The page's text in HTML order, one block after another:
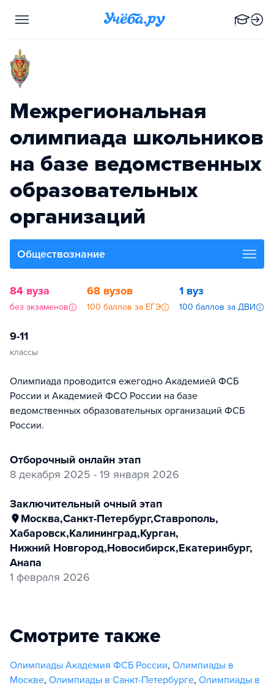
Межрегиональная
олимпиада школьников
на базе ведомственных
образовательных
организаций
Обществознание
84 вуза
без экзаменов
68 вузов
100 баллов за ЕГЭ
1 вуз
100 баллов за ДВИ
9-11
классы
Олимпиада проводится ежегодно Академией ФСБ
России и Академией ФСО России на базе
ведомственных образовательных организаций ФСБ
России.
отборочный онлайн этап
8 декабря 2025 - 19 января 2026
заключительный очный этап
Москва,Санкт-Петербург,Ставрополь,
Хабаровск,Калининград,Курган,
Нижний Новгород,Новосибирск,Екатеринбург,
Анапа
1 февраля 2026
Смотрите также
Олимпиады Академия ФСБ России, Олимпиады в
Москве, Олимпиады в Санкт-Петербурге, Олимпиады в